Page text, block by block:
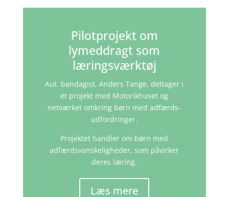
Pilotprojekt om
lymeddragt som
læringsværktøj
Aut. bandagist, Anders Tange, deltager i
et projekt med Motorikhuset og
netværket omkring børn med adfærds-
udfordringer.
Projektet handler om børn med
adfærdsvanskeligheder, som påvirker
deres læring.
Læs mere